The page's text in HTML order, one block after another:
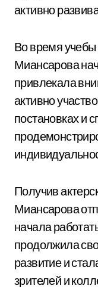
активно
Во время учебы
Миансарова
привлекала
активно
постановках и
Получив
Миансарова
начала
продолжила
развитие и
зрителей и